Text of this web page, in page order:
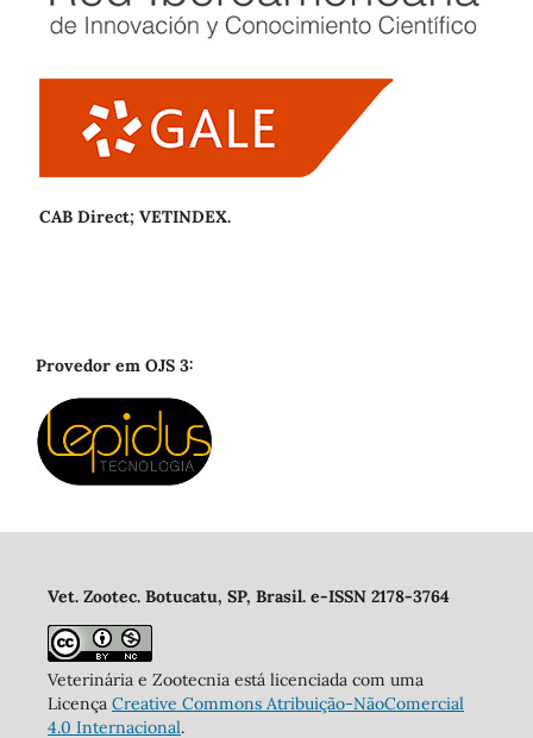
CAB Direct; VETINDEX.
Provedor em OJS 3:
Vet. Zootec. Botucatu, SP, Brasil. e-ISSN 2178-3764
Veterinária e Zootecnia está licenciada com uma
Licença Creative Commons Atribuição-NãoComercial
4.0 Internacional.